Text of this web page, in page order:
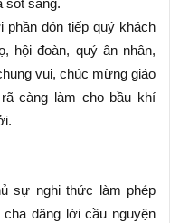
sốt sắng.
đón tiếp quý khách
hội đoàn, quý ân nhân,
vui, chúc mừng giáo
càng làm cho bầu khí
sự nghi thức làm phép
dâng lời cầu nguyện